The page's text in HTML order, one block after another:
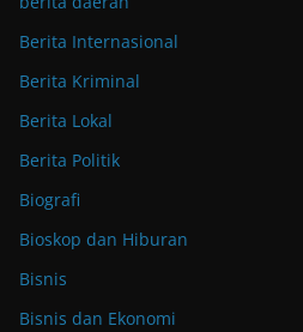
Berita Internasional
Berita Kriminal
Berita Lokal
Berita Politik
Biografi
Bioskop dan Hiburan
Bisnis
Bisnis dan Ekonomi